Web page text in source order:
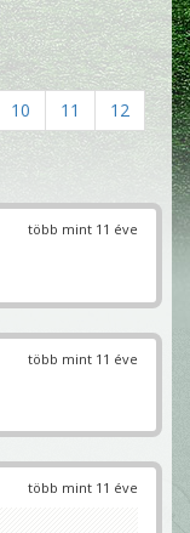
10 11
12
több mint 11 éve
több mint 11 éve
több mint 11 éve